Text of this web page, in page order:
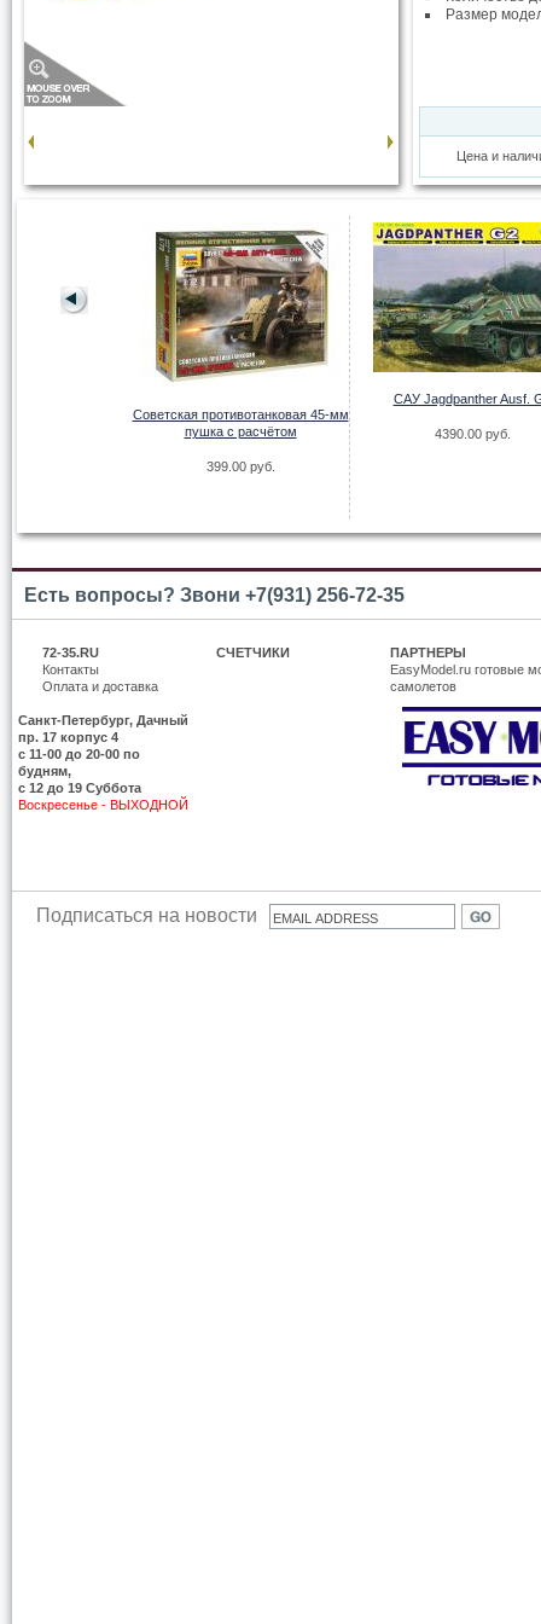
Размер
Цена и
Советская противотанковая 45-мм
пушка с расчётом
399.00 руб.
САУ Jagdpanther Ausf.
4390.00 руб.
Есть вопросы? Звони +7(931) 256-72-35
72-35.RU
Контакты
Оплата и доставка
Санкт-Петербург, Дачный
пр. 17 корпус 4
c 11-00 до 20-00 по
будням,
с 12 до 19 Суббота
Воскресенье - ВЫХОДНОЙ
СЧЕТЧИКИ
ПАРТНЕРЫ
EasyModel.ru готовые
самолетов
Подписаться на новости